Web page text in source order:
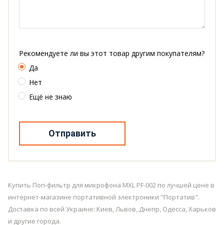
Рекомендуете ли вы этот товар другим покупателям?
Да
Нет
Ещё не знаю
Отправить
Купить Поп-фильтр для микрофона MXL PF-002 по лучшей цене в
интернет-магазине портативной электроники "Портатив".
Доставка по всей Украине: Киев, Львов, Днепр, Одесса, Харьков
и другие города.